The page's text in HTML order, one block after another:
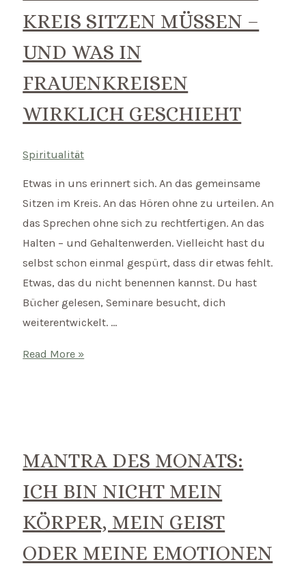
jenseits
äußeren
Autoritäten
KREIS SITZEN MÜSSEN –
UND WAS IN
FRAUENKREISEN
WIRKLICH GESCHIEHT
Spiritualität
Etwas in uns erinnert sich. An das gemeinsame
Sitzen im Kreis. An das Hören ohne zu urteilen. An
das Sprechen ohne sich zu rechtfertigen. An das
Halten – und Gehaltenwerden. Vielleicht hast du
selbst schon einmal gespürt, dass dir etwas fehlt.
Etwas, das du nicht benennen kannst. Du hast
Bücher gelesen, Seminare besucht, dich
weiterentwickelt. …
Warum
sitzen
müssen
und
was
in
Read More »
MANTRA DES MONATS:
ICH BIN NICHT MEIN
KÖRPER, MEIN GEIST
ODER MEINE EMOTIONEN